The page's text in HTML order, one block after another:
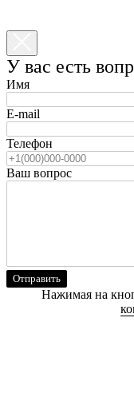
У вас есть
Имя
E-mail
Телефон
Ваш вопрос
Отправить
Нажимая на